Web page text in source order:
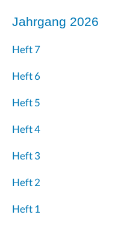
Jahrgang 2026
Heft 7
Heft 6
Heft 5
Heft 4
Heft 3
Heft 2
Heft 1